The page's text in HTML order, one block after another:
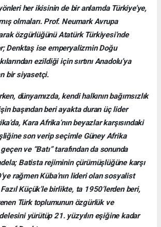
her ikisinin de bir anlamda Türkiye’ye,
olmaları. Prof. Neumark Avrupa
özgürlüğünü Atatürk Türkiyesi’nde
Denktaş ise emperyalizmin Doğu
ezildiği için sırtını Anadolu’ya
bir siyasetçi.
dünyamızda, kendi halkının bağımsızlık
başından beri ayakta duran üç lider
Kara Afrika’nın beyazlar karşısındaki
son verip seçimle Güney Afrika
ve “Batı” tarafından da sonunda
Batista rejiminin çürümüşlüğüne karşı
rağmen Küba’nın lideri olan sosyalist
Fazıl Küçük’le birlikte, ta 1950’lerden beri,
Türk toplumunun özgürlük ve
yürütüp 21. yüzyılın eşiğine kadar